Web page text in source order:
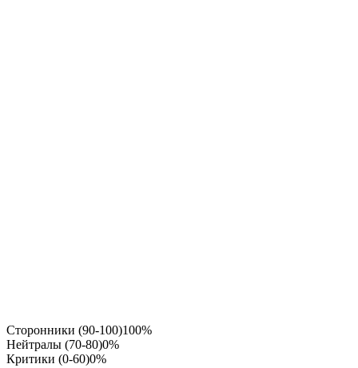
Сторонники (90-100)100%
Нейтралы (70-80)0%
Критики (0-60)0%